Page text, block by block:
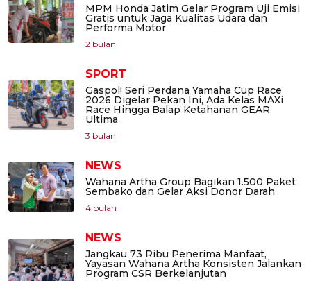
MPM Honda Jatim Gelar Program Uji Emisi
Gratis untuk Jaga Kualitas Udara dan
Performa Motor
2 bulan
SPORT
Gaspol! Seri Perdana Yamaha Cup Race
2026 Digelar Pekan Ini, Ada Kelas MAXi
Race Hingga Balap Ketahanan GEAR
Ultima
3 bulan
NEWS
Wahana Artha Group Bagikan 1.500 Paket
Sembako dan Gelar Aksi Donor Darah
4 bulan
NEWS
Jangkau 73 Ribu Penerima Manfaat,
Yayasan Wahana Artha Konsisten Jalankan
Program CSR Berkelanjutan